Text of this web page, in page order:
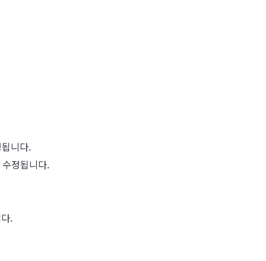
니다.
정됩니다.
.